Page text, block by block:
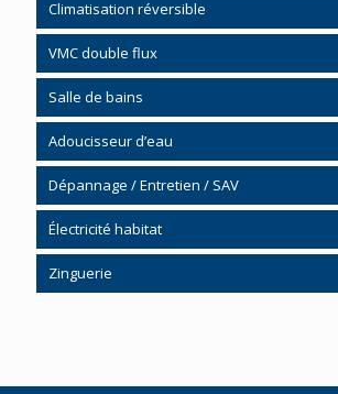
Chauffe-eau thermodynamique
Poêle à bois bûches
Poêle bois à granulés
Chauffage solaire
Chauffe-eau solaire CESI
Régulation chauffage
Climatisation réversible
VMC double flux
Salle de bains
Kinemagic
Mobilier
Cabine de douche
Adoucisseur d’eau
Dépannage / Entretien / SAV
Chauffage
Plomberie / Sanitaire
Électricité habitat
Zinguerie